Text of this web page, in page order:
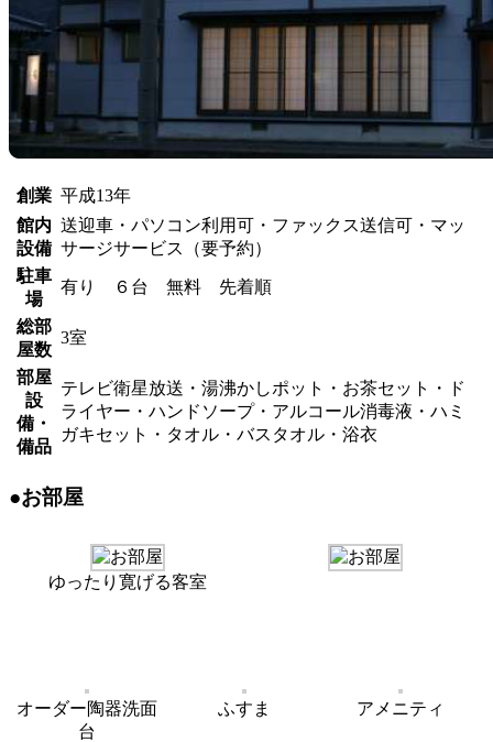
創業 平成13年
館内
設備
送迎車・パソコン利用可・ファックス送信可・マッ
サージサービス（要予約）
駐車
場
有り ６台 無料 先着順
総部
屋数
3室
部屋
設
備・
備品
テレビ衛星放送・湯沸かしポット・お茶セット・ド
ライヤー・ハンドソープ・アルコール消毒液・ハミ
ガキセット・タオル・バスタオル・浴衣
●お部屋
ゆったり寛げる客室
オーダー陶器洗面
台
ふすま アメニティ